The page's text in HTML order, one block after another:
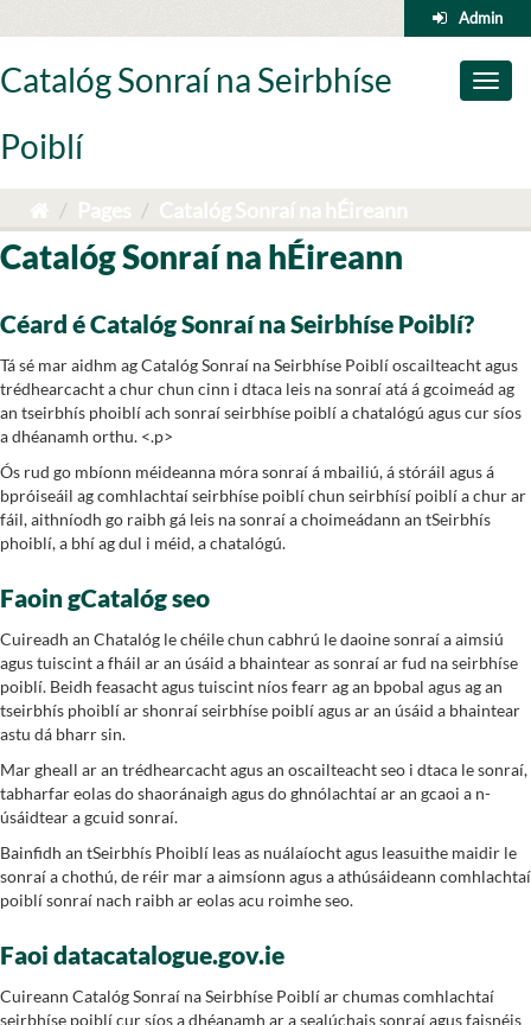
to
Admin
Toggle
Catalóg Sonraí na Seirbhíse
Poiblí
Pages Catalóg Sonraí na hÉireann
Catalóg Sonraí na hÉireann
Céard é Catalóg Sonraí na Seirbhíse Poiblí?
Tá sé mar aidhm ag Catalóg Sonraí na Seirbhíse Poiblí oscailteacht agus
trédhearcacht a chur chun cinn i dtaca leis na sonraí atá á gcoimeád ag
an tseirbhís phoiblí ach sonraí seirbhíse poiblí a chatalógú agus cur síos
a dhéanamh orthu. <.p>
Ós rud go mbíonn méideanna móra sonraí á mbailiú, á stóráil agus á
bpróiseáil ag comhlachtaí seirbhíse poiblí chun seirbhísí poiblí a chur ar
fáil, aithníodh go raibh gá leis na sonraí a choimeádann an tSeirbhís
phoiblí, a bhí ag dul i méid, a chatalógú.
Faoin gCatalóg seo
Cuireadh an Chatalóg le chéile chun cabhrú le daoine sonraí a aimsiú
agus tuiscint a fháil ar an úsáid a bhaintear as sonraí ar fud na seirbhíse
poiblí. Beidh feasacht agus tuiscint níos fearr ag an bpobal agus ag an
tseirbhís phoiblí ar shonraí seirbhíse poiblí agus ar an úsáid a bhaintear
astu dá bharr sin.
Mar gheall ar an trédhearcacht agus an oscailteacht seo i dtaca le sonraí,
tabharfar eolas do shaoránaigh agus do ghnólachtaí ar an gcaoi a n-
úsáidtear a gcuid sonraí.
Bainfidh an tSeirbhís Phoiblí leas as nuálaíocht agus leasuithe maidir le
sonraí a chothú, de réir mar a aimsíonn agus a athúsáideann comhlachtaí
poiblí sonraí nach raibh ar eolas acu roimhe seo.
Faoi datacatalogue.gov.ie
Cuireann Catalóg Sonraí na Seirbhíse Poiblí ar chumas comhlachtaí
seirbhíse poiblí cur síos a dhéanamh ar a sealúchais sonraí agus faisnéis